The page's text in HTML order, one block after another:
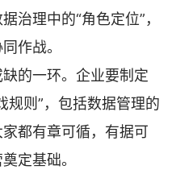
治理中的“角色定位”，
作战。
的一环。企业要制定
规则”，包括数据管理的
都有章可循，有据可
定基础。